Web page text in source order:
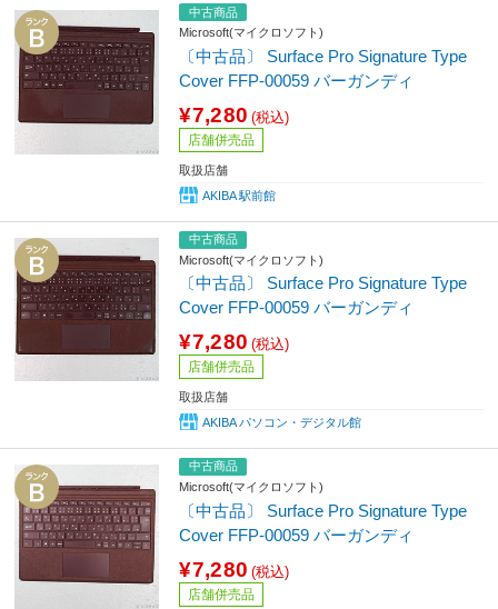
中古商品
Microsoft(マイクロソフト)
〔中古品〕 Surface Pro Signature Type
Cover FFP-00059 バーガンディ
¥7,280 (税込)
店舗併売品
取扱店舗
AKIBA 駅前館
中古商品
Microsoft(マイクロソフト)
〔中古品〕 Surface Pro Signature Type
Cover FFP-00059 バーガンディ
¥7,280 (税込)
店舗併売品
取扱店舗
AKIBA パソコン・デジタル館
中古商品
Microsoft(マイクロソフト)
〔中古品〕 Surface Pro Signature Type
Cover FFP-00059 バーガンディ
¥7,280 (税込)
店舗併売品